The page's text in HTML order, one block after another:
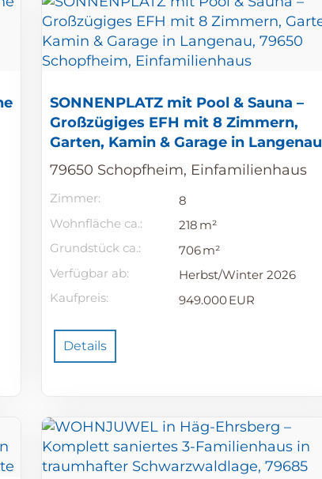
SONNENPLATZ mit Pool & Sauna –
Großzügiges EFH mit 8 Zimmern,
Garten, Kamin & Garage in Langenau
79650 Schopfheim, Einfamilienhaus
Zimmer:
8
Wohnfläche ca.:
218 m²
Grund­stück ca.:
706 m²
Verfügbar ab:
Herbst/Winter 2026
Kaufpreis:
949.000 EUR
Details